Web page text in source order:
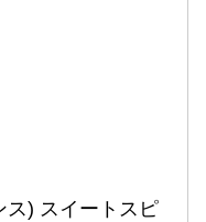
ス) スイートスピ